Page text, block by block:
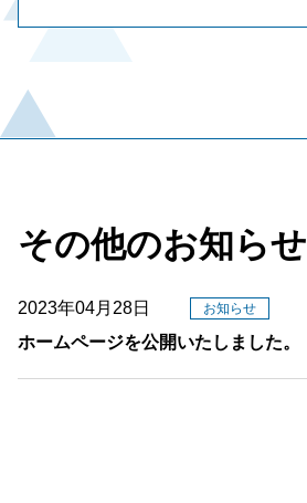
その他のお知らせ
2023年04月28日 お知らせ
ホームページを公開いたしました。